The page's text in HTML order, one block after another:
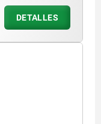
DETALLES